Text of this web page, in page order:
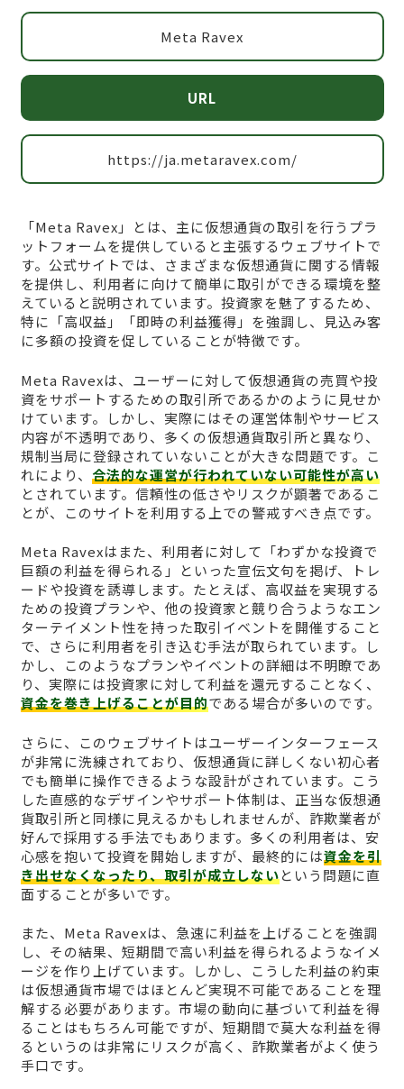
Meta Ravex
URL
https://ja.metaravex.com/
「Meta Ravex」とは、主に仮想通貨の取引を行うプラ
ットフォームを提供していると主張するウェブサイトで
す。公式サイトでは、さまざまな仮想通貨に関する情報
を提供し、利用者に向けて簡単に取引ができる環境を整
えていると説明されています。投資家を魅了するため、
特に「高収益」「即時の利益獲得」を強調し、見込み客
に多額の投資を促していることが特徴です。
Meta Ravexは、ユーザーに対して仮想通貨の売買や投
資をサポートするための取引所であるかのように見せか
けています。しかし、実際にはその運営体制やサービス
内容が不透明であり、多くの仮想通貨取引所と異なり、
規制当局に登録されていないことが大きな問題です。こ
れにより、 合法的な運営が行われていない可能性が高い
とされています。信頼性の低さやリスクが顕著であるこ
とが、このサイトを利用する上での警戒すべき点です。
Meta Ravexはまた、利用者に対して「わずかな投資で
巨額の利益を得られる」といった宣伝文句を掲げ、トレ
ードや投資を誘導します。たとえば、高収益を実現する
ための投資プランや、他の投資家と競り合うようなエン
ターテイメント性を持った取引イベントを開催すること
で、さらに利用者を引き込む手法が取られています。し
かし、このようなプランやイベントの詳細は不明瞭であ
り、実際には投資家に対して利益を還元することなく、
資金を巻き上げることが目的である場合が多いのです。
さらに、このウェブサイトはユーザーインターフェース
が非常に洗練されており、仮想通貨に詳しくない初心者
でも簡単に操作できるような設計がされています。こう
した直感的なデザインやサポート体制は、正当な仮想通
貨取引所と同様に見えるかもしれませんが、詐欺業者が
好んで採用する手法でもあります。多くの利用者は、安
心感を抱いて投資を開始しますが、最終的には資金を引
き出せなくなったり、取引が成立しないという問題に直
面することが多いです。
また、Meta Ravexは、急速に利益を上げることを強調
し、その結果、短期間で高い利益を得られるようなイメ
ージを作り上げています。しかし、こうした利益の約束
は仮想通貨市場ではほとんど実現不可能であることを理
解する必要があります。市場の動向に基づいて利益を得
ることはもちろん可能ですが、短期間で莫大な利益を得
るというのは非常にリスクが高く、詐欺業者がよく使う
手口です。